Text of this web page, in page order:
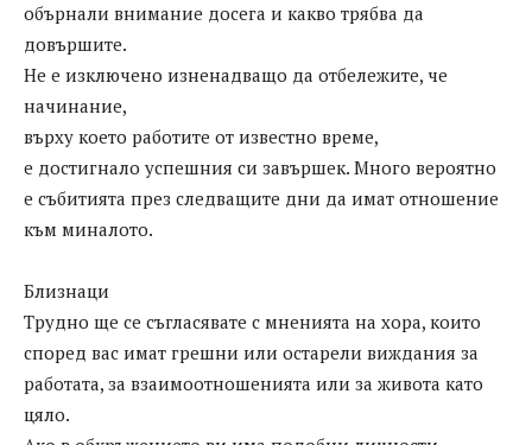
обърнали внимание досега и какво трябва да
довършите.
Не е изключено изненадващо да отбележите, че
начинание,
върху което работите от известно време,
е достигнало успешния си завършек. Много вероятно
е събитията през следващите дни да имат отношение
към миналото.
Близнаци
Трудно ще се съгласявате с мненията на хора, които
според вас имат грешни или остарели виждания за
работата, за взаимоотношенията или за живота като
цяло.